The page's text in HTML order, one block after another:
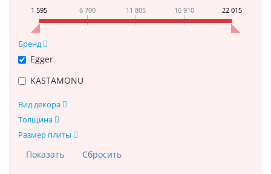
1 595 6 700 11 805 16 910 22 015
Бренд
Egger
KASTAMONU
Вид декора
Толщина
Размер плиты